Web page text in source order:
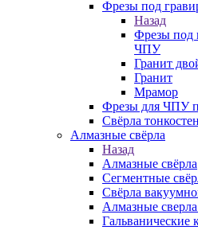
Фрезы под
Назад
Фрезы под
ЧПУ
Гранит
Гранит
Мрамор
Фрезы для ЧПУ
Свёрла
Алмазные свёрла
Назад
Алмазные свёрла
Сегментные
Свёрла
Алмазные
Гальванические